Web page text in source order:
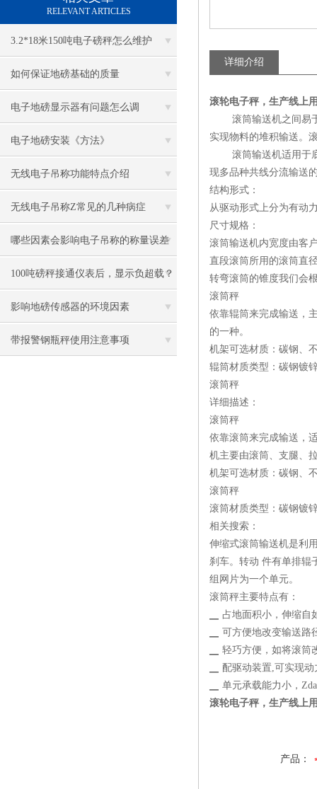
RELEVANT ARTICLES
3.2*18米150吨电子磅秤怎么维护
如何保证地磅基础的质量
电子地磅显示器有问题怎么调
电子地磅安装《方法》
无线电子吊称功能特点介绍
无线电子吊称Z常见的几种病症
哪些因素会影响电子吊称的称量误差
100吨磅秤接通仪表后，显示负超载？
影响地磅传感器的环境因素
带报警钢瓶秤使用注意事项
详细介绍
滚轮电子秤，生产线上
滚筒输送机之间易于
实现物料的堆积输送。
滚筒输送机适用于底
现多品种共线分流输送
结构形式：
从驱动形式上分为有动
尺寸规格：
滚筒输送机内宽度由客
直段滚筒所用的滚筒直
转弯滚筒的锥度我们会
滚筒秤
依靠辊筒来完成输送，
的一种。
机架可选材质：碳钢、
辊筒材质类型：碳钢镀
滚筒秤
详细描述：
滚筒秤
依靠滚筒来完成输送，
机主要由滚筒、支腿、
机架可选材质：碳钢、
滚筒秤
滚筒材质类型：碳钢镀
相关搜索：
伸缩式滚筒输送机是利
刹车。转动 件有单排辊
组网片为一个单元。
滚筒秤主要特点有：
▁ 占地面积小，伸缩自
▁ 可方便地改变输送路
▁ 轻巧方便，如将滚筒
▁ 配驱动装置,可实现动
▁ 单元承载能力小，
滚轮电子秤，生产线上
产品：